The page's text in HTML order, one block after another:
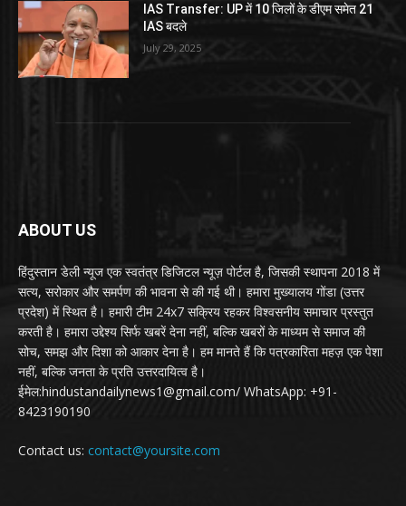
IAS Transfer: UP में 10 जिलों के डीएम समेत 21
IAS बदले
July 29, 2025
ABOUT US
हिंदुस्तान डेली न्यूज एक स्वतंत्र डिजिटल न्यूज़ पोर्टल है, जिसकी स्थापना 2018 में
सत्य, सरोकार और समर्पण की भावना से की गई थी। हमारा मुख्यालय गोंडा (उत्तर
प्रदेश) में स्थित है। हमारी टीम 24x7 सक्रिय रहकर विश्वसनीय समाचार प्रस्तुत
करती है। हमारा उद्देश्य सिर्फ खबरें देना नहीं, बल्कि खबरों के माध्यम से समाज की
सोच, समझ और दिशा को आकार देना है। हम मानते हैं कि पत्रकारिता महज़ एक पेशा
नहीं, बल्कि जनता के प्रति उत्तरदायित्व है।
ईमेल:hindustandailynews1@gmail.com/ WhatsApp: +91-
8423190190
Contact us: contact@yoursite.com